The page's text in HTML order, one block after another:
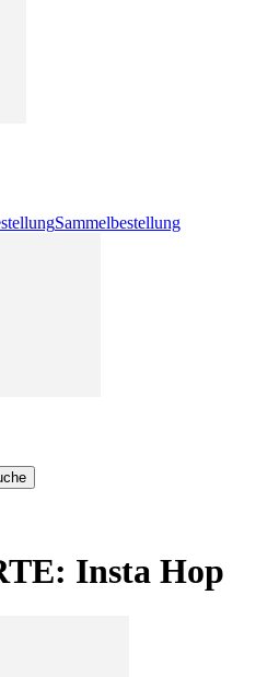
Sammelbestellung
Insta Hop